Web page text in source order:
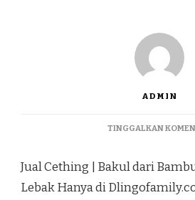
ADMIN
TINGGALKAN
Jual Cething | Bakul dari
Lebak Hanya di